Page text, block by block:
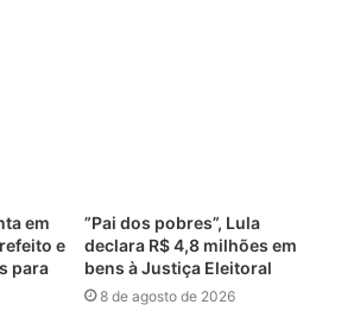
em
e
para
”Pai dos pobres”, Lula
declara R$ 4,8 milhões em
bens à Justiça Eleitoral
8 de agosto de 2026